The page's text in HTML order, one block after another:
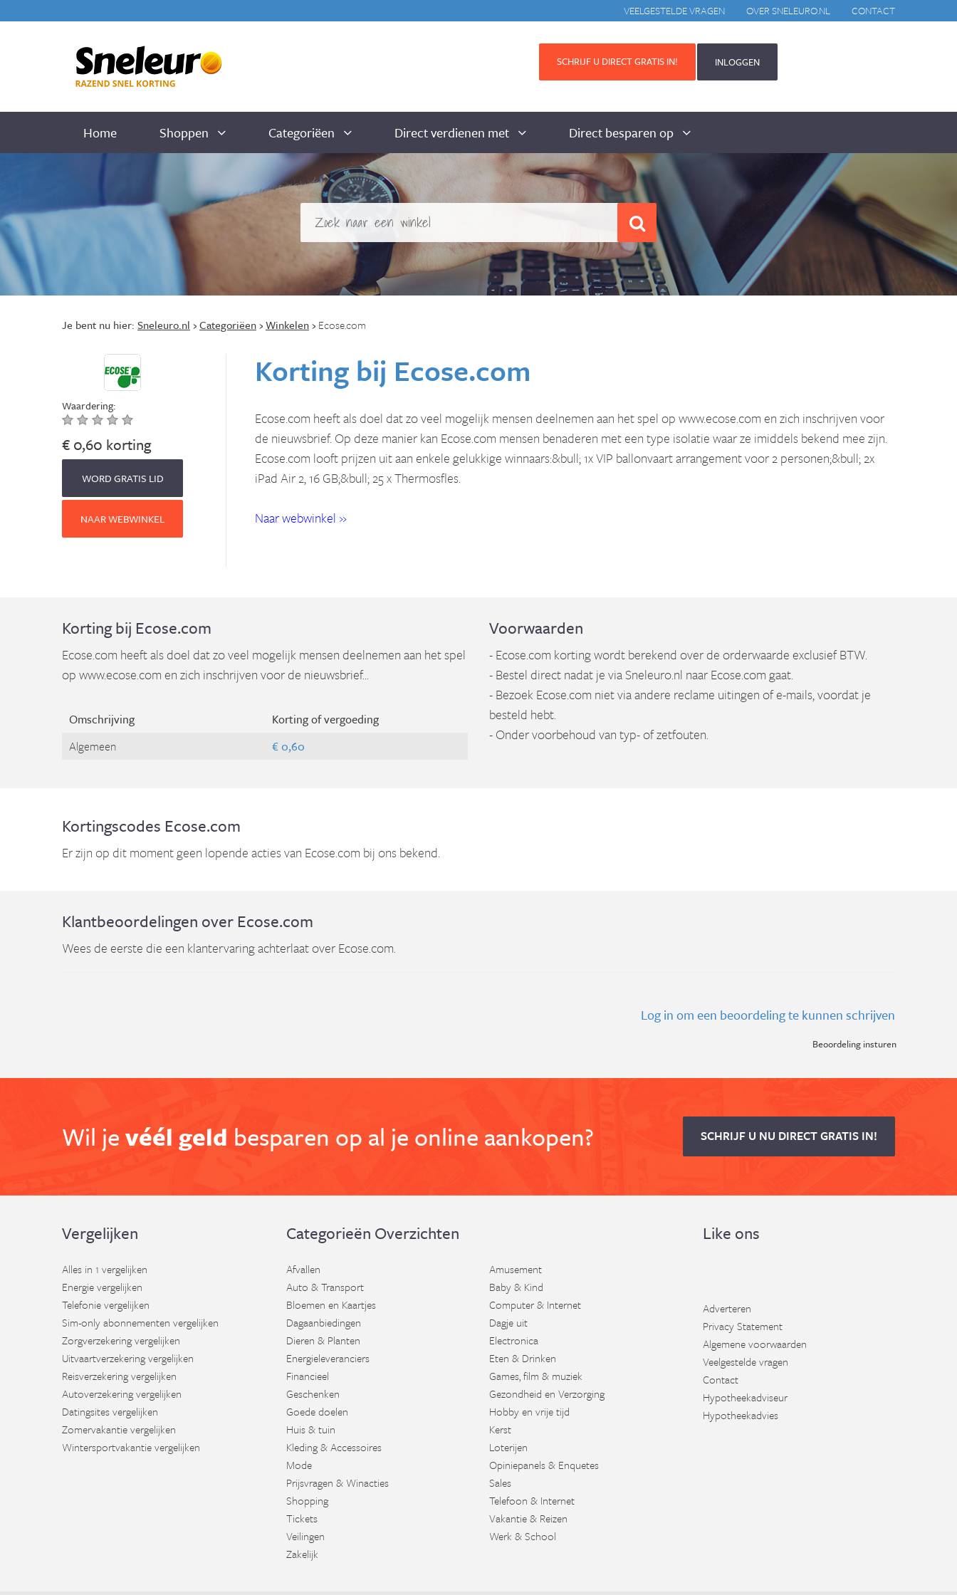
CONTACT
OVER SNELEURO.NL
VEELGESTELDE VRAGEN
SCHRIJF U DIRECT GRATIS IN! INLOGGEN
Home Shoppen Categoriëen Direct verdienen met Direct besparen op
Je bent nu hier: Sneleuro.nl ›Categoriëen›Winkelen› Ecose.com
Waardering:
€ 0,60 korting
WORD GRATIS LID
NAAR WEBWINKEL
Korting bij Ecose.com
Ecose.com heeft als doel dat zo veel mogelijk mensen deelnemen aan het spel op www.ecose.com en zich inschrijven voor
de nieuwsbrief. Op deze manier kan Ecose.com mensen benaderen met een type isolatie waar ze imiddels bekend mee zijn.
Ecose.com looft prijzen uit aan enkele gelukkige winnaars:&bull; 1x VIP ballonvaart arrangement voor 2 personen;&bull; 2x
iPad Air 2, 16 GB;&bull; 25 x Thermosfles.
Naar webwinkel »
Korting bij Ecose.com
Ecose.com heeft als doel dat zo veel mogelijk mensen deelnemen aan het spel
op www.ecose.com en zich inschrijven voor de nieuwsbrief...
Omschrijving
Korting of vergoeding
Algemeen
€ 0,60
Voorwaarden
- Ecose.com korting wordt berekend over de orderwaarde exclusief BTW.
- Bestel direct nadat je via Sneleuro.nl naar Ecose.com gaat.
- Bezoek Ecose.com niet via andere reclame uitingen of e-mails, voordat je
besteld hebt.
- Onder voorbehoud van typ- of zetfouten.
Kortingscodes Ecose.com
Er zijn op dit moment geen lopende acties van Ecose.com bij ons bekend.
Klantbeoordelingen over Ecose.com
Wees de eerste die een klantervaring achterlaat over Ecose.com.
Log in om een beoordeling te kunnen schrijven
Beoordeling insturen
Wil jevéél geld besparen op al je online aankopen? SCHRIJF U NU DIRECT GRATIS IN!
Vergelijken
Alles in 1 vergelijken
Energie vergelijken
Telefonie vergelijken
Sim-only abonnementen vergelijken
Zorgverzekering vergelijken
Uitvaartverzekering vergelijken
Reisverzekering vergelijken
Autoverzekering vergelijken
Datingsites vergelijken
Zomervakantie vergelijken
Wintersportvakantie vergelijken
Categorieën Overzichten
Afvallen
Auto & Transport
Bloemen en Kaartjes
Dagaanbiedingen
Dieren & Planten
Energieleveranciers
Financieel
Geschenken
Goede doelen
Huis & tuin
Kleding & Accessoires
Mode
Prijsvragen & Winacties
Shopping
Tickets
Veilingen
Zakelijk
Amusement
Baby & Kind
Computer & Internet
Dagje uit
Electronica
Eten & Drinken
Games, film & muziek
Gezondheid en Verzorging
Hobby en vrije tijd
Kerst
Loterijen
Opiniepanels & Enquetes
Sales
Telefoon & Internet
Vakantie & Reizen
Werk & School
Like ons
Adverteren
Privacy Statement
Algemene voorwaarden
Veelgestelde vragen
Contact
Hypotheekadviseur
Hypotheekadvies